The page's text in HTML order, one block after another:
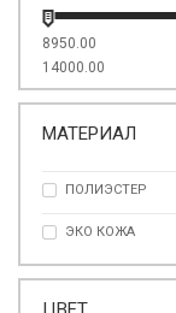
8950.00
14000.00
МАТЕРИАЛ
ПОЛИЭСТЕР
ЭКО КОЖА